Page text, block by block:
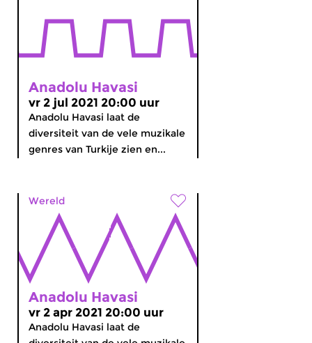
Anadolu Havasi
vr 2 jul 2021 20:00 uur
Anadolu Havasi laat de
diversiteit van de vele muzikale
genres van Turkije zien en...
Wereld
Anadolu Havasi
vr 2 apr 2021 20:00 uur
Anadolu Havasi laat de